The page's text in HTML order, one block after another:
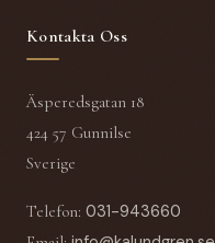
Kontakta Oss
Äsperedsgatan 18
424 57 Gunnilse
Sverige
Telefon: 031-943660